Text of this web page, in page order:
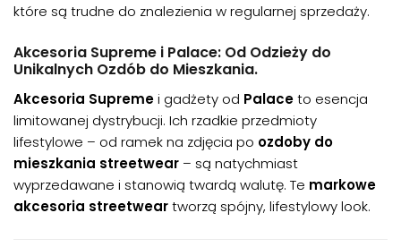
które są trudne do znalezienia w regularnej sprzedaży.
Akcesoria Supreme i Palace: Od Odzieży do
Unikalnych Ozdób do Mieszkania.
Akcesoria Supremei gadżety od Palaceto esencja
limitowanej dystrybucji. Ich rzadkie przedmioty
lifestylowe – od ramek na zdjęcia po ozdoby do
mieszkania streetwear – są natychmiast
wyprzedawane i stanowią twardą walutę. Te markowe
akcesoria streetweartworzą spójny, lifestylowy look.